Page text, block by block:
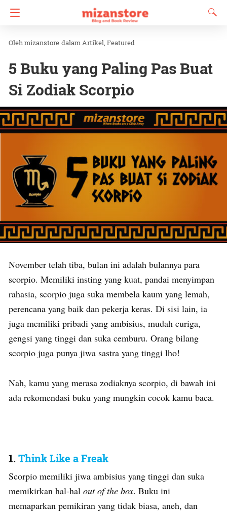
mizanstore dalamArtikel Featured
5 Buku yang Paling Pas Buat
Si Zodiak Scorpio
November telah tiba, bulan ini adalah bulannya para
scorpio. Memiliki insting yang kuat, pandai menyimpan
rahasia, scorpio juga suka membela kaum yang lemah,
perencana yang baik dan pekerja keras. Di sisi lain, ia
juga memiliki pribadi yang ambisius, mudah curiga,
gengsi yang tinggi dan suka cemburu. Orang bilang
scorpio juga punya jiwa sastra yang tinggi lho!
Nah, kamu yang merasa zodiaknya scorpio, di bawah ini
ada rekomendasi buku yang mungkin cocok kamu baca.
1.Think Like a Freak
Scorpio memiliki jiwa ambisius yang tinggi dan suka
memikirkan hal-hal out of the box. Buku ini
memaparkan pemikiran yang tidak biasa, aneh, dan